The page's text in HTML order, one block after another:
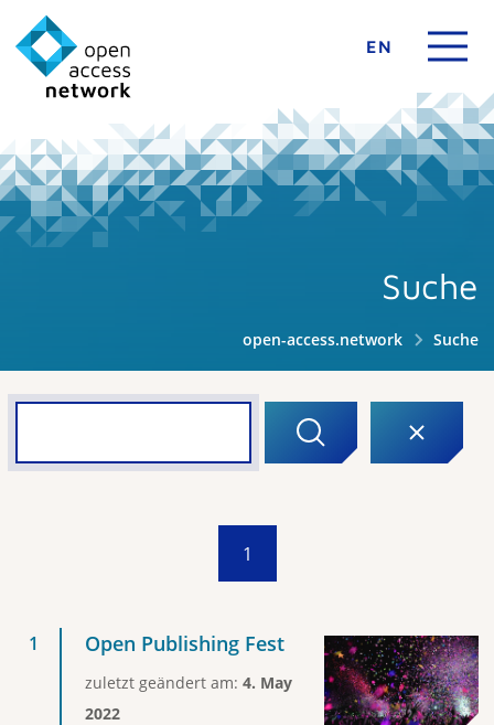
EN
Suche
open-access.network Suche
1
Open Publishing Fest
zuletzt geändert am: 4. May
2022